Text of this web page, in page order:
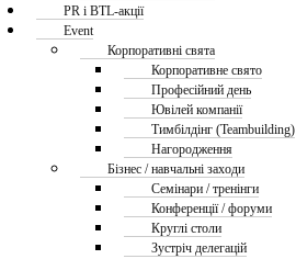
PR і BTL-акції
Event
Корпоративні свята
Корпоративне свято
Професійний день
Ювілей компанії
Тимбілдінг (Teambuilding)
Нагородження
Бізнес / навчальні заходи
Семінари / тренінги
Конференції / форуми
Круглі столи
Зустріч делегацій